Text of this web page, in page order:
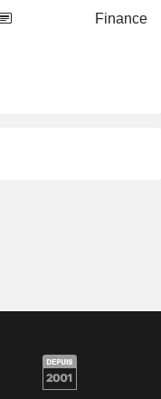
Finance